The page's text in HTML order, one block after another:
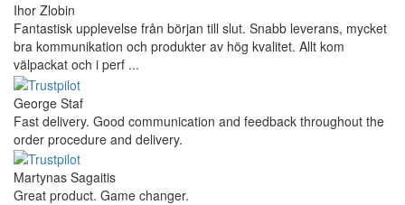
Ihor Zlobin
Fantastisk upplevelse från början till slut. Snabb leverans, mycket
bra kommunikation och produkter av hög kvalitet. Allt kom
välpackat och i perf ...
George Staf
Fast delivery. Good communication and feedback throughout the
order procedure and delivery.
Martynas Sagaitis
Great product. Game changer.